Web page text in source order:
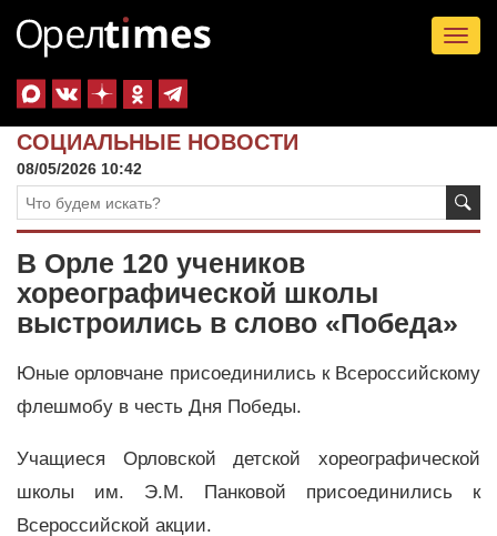
СОЦИАЛЬНЫЕ НОВОСТИ
08/05/2026 10:42
В Орле 120 учеников
хореографической школы
выстроились в слово «Победа»
Юные орловчане присоединились к Всероссийскому
флешмобу в честь Дня Победы.
Учащиеся Орловской детской хореографической
школы им. Э.М. Панковой присоединились к
Всероссийской акции.